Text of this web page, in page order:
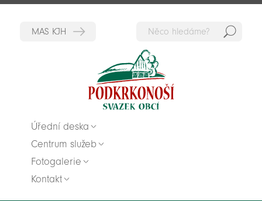
Úřední deska
Centrum služeb
Fotogalerie
Kontakt